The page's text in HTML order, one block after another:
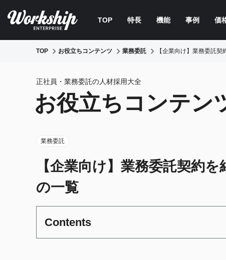
TOP 特長 機能 事例 価
TOP お役立ちコンテンツ 業務委託 【企業向け】業務委託
正社員・業務委託の人材採用大全
お役立ちコンテン
業務委託
【企業向け】業務委託契約
の一覧
Contents